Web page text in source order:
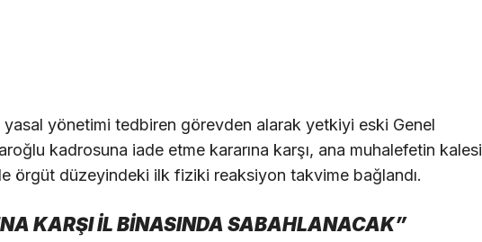
yönetimi tedbiren görevden alarak yetkiyi eski Genel
kadrosuna iade etme kararına karşı, ana muhalefetin kalesi
örgüt düzeyindeki ilk fiziki reaksiyon takvime bağlandı.
KARŞI İL BİNASINDA SABAHLANACAK”